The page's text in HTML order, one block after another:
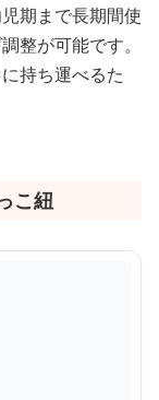
期まで長期間使
整が可能です。
持ち運べるた
こ紐